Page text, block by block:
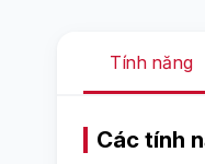
Tính năng
Các tính